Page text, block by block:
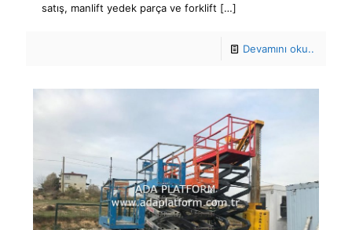
satış, manlift yedek parça ve forklift […]
Devamını oku..